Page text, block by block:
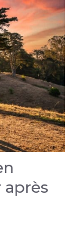
après